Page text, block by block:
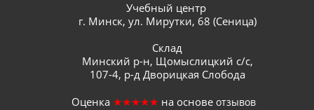
Учебный центр
г. Минск, ул. Мирутки, 68 (Сеница)
Склад
Минский р-н, Щомыслицкий с/с,
107-4, р-д Дворицкая Слобода
Оценка ★★★★★ на основе отзывов